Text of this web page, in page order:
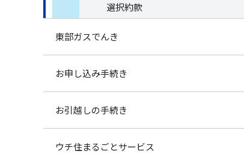
選択約款
東部ガスでんき
お申し込み手続き
お引越しの手続き
ウチ住まるごとサービス